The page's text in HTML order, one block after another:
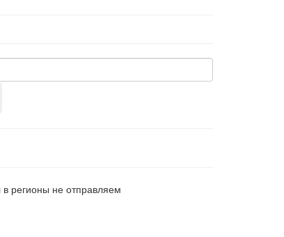
регионы не отправляем